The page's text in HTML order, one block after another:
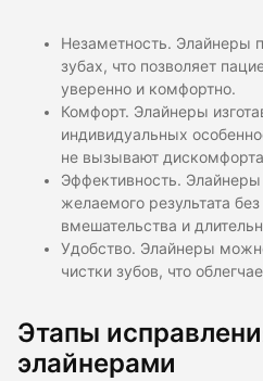
Незаметность. Элайнеры
зубах, что позволяет
уверенно и комфортно.
Комфорт. Элайнеры
индивидуальных
не вызывают
Эффективность. Элайнеры
желаемого результата
вмешательства и
Удобство. Элайнеры
чистки зубов, что
Этапы
элайнерами